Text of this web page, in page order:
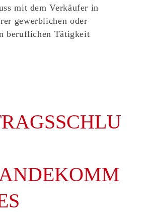
mit dem Verkäufer in
gewerblichen oder
beruflichen Tätigkeit